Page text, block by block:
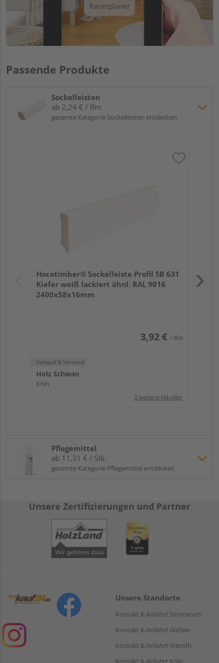
Raumplaner
Passende Produkte
Sockelleisten
ab 2,24 € / lfm
gesamte Kategorie Sockelleisten entdecken
Hocotimber® Sockelleiste Profil SB 631
Kiefer weiß lackiert ähnl. RAL 9016
2400x58x16mm
3,92 € / lfm
Verkauf & Versand
Holz Schwan
Köln
3 weitere Händler
Pflegemittel
ab 11,31 € / Stk.
gesamte Kategorie Pflegemittel entdecken
Unsere Zertifizierungen und Partner
Unsere Standorte
Kontakt & Anfahrt Simmerath
Kontakt & Anfahrt Gießen
Kontakt & Anfahrt Weroth
Kontakt & Anfahrt Köln